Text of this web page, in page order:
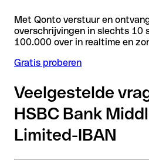
Met Qonto verstuur en
overschrijvingen in slechts 10
100.000 over in realtime en
Gratis proberen
Veelgestelde
HSBC Bank
Limited-IBAN